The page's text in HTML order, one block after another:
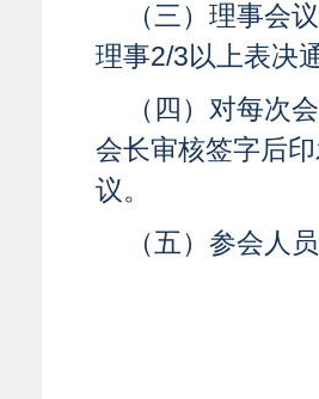
（三）理事会
理事2/3以上表决
（四）对每次
会长审核签字后
议。
（五）参会人